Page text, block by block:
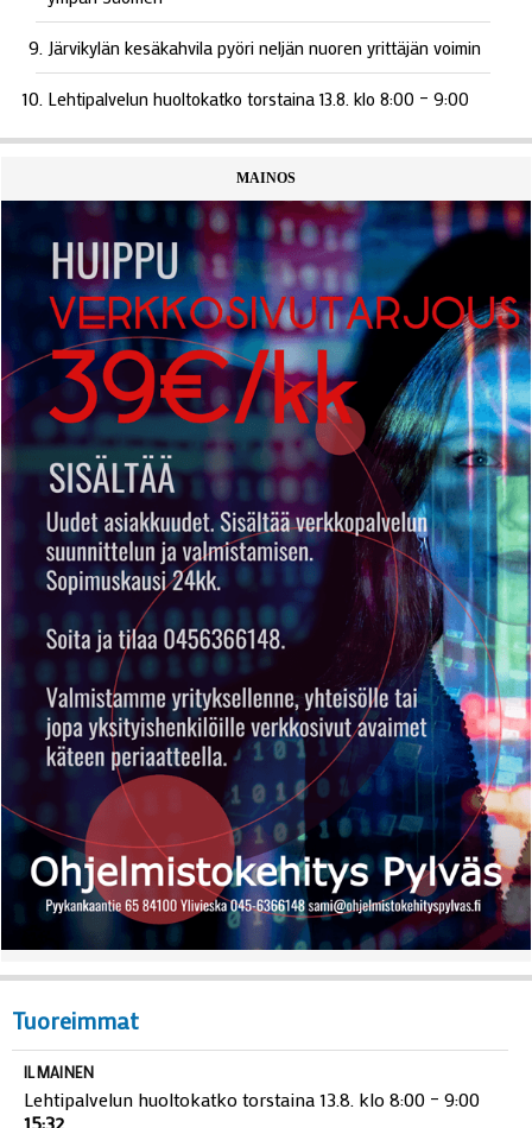
Järvikylän kesäkahvila pyöri neljän nuoren yrittäjän voimin
Lehtipalvelun huoltokatko torstaina 13.8. klo 8:00 – 9:00
MAINOS
Tuoreimmat
ILMAINEN